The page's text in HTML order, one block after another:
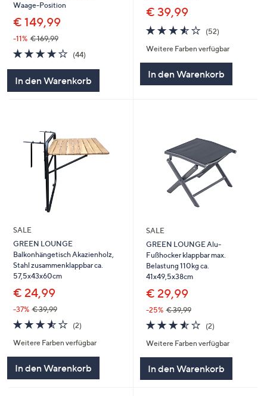
Waage-Position
€ 149,99
-11% € 169,99
3.9
von
(44)44
In den Warenkorb
€ 39,99
3.5
von
5
(52)
Weitere Farben verfügbar
In den Warenkorb
SALE
GREEN LOUNGE
Balkonhängetisch Akazienholz,
Stahl zusammenklappbar ca.
57,5x43x60cm
€ 24,99
-37% € 39,99
3.5
von
5
(2)2
Weitere Farben verfügbar
In den Warenkorb
SALE
GREEN LOUNGE Alu-
Fußhocker klappbar max.
Belastung 110kg ca.
41x49,5x38cm
€ 29,99
-25% € 39,99
3.5
von
5
(2)2
Weitere Farben verfügbar
In den Warenkorb